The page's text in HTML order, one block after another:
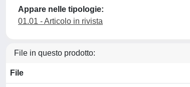
Appare nelle tipologie:
01.01 - Articolo in rivista
File in questo prodotto:
File